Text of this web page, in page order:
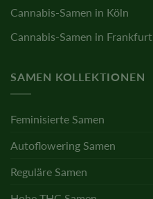
Cannabis-Samen in Köln
Cannabis-Samen in Frankfurt
SAMEN KOLLEKTIONEN
Feminisierte Samen
Autoflowering Samen
Reguläre Samen